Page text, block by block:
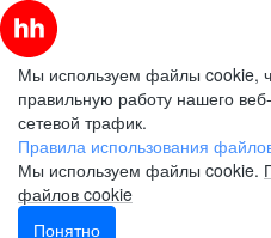
Мы используем файлы cookie,
правильную работу нашего
сетевой трафик.
Правила использования
Мы используем файлы cookie.
файлов cookie
Понятно